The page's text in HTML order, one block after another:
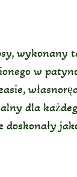
wykonany
w
dla